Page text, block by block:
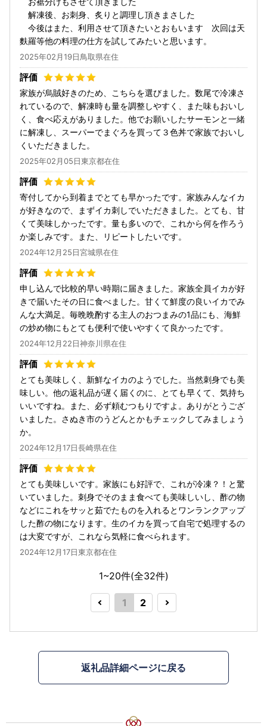
解凍後、お刺身、炙りと調理し頂きまさした
今後はまた、利用させて頂きたいとおもいます 次回は天
麩羅等他の料理の仕方を試してみたいと思います。
2025年02月19日鳥取県在住
家族が烏賊好きのため、こちらを選びました。数尾で冷凍さ
れているので、解凍時も量を調整しやすく、また味もおいし
く、食べ応えがありました。他でお願いしたサーモンと一緒
に解凍し、スーパーでまぐろを買って３色丼で家族でおいし
くいただきました。
2025年02月05日東京都在住
寄付してから到着までとても早かったです。家族みんなイカ
が好きなので、まずイカ刺しでいただきました。とても、甘
くて美味しかったです。量も多いので、これから何を作ろう
か楽しみです。また、リピートしたいです。
2024年12月25日宮城県在住
申し込んで比較的早い時期に届きました。家族全員イカが好
きで届いたその日に食べました。甘くて鮮度の良いイカでみ
んな大満足。毎晩晩酌する主人のおつまみの1品にも、海鮮
の炒め物にもとても便利で使いやすくて良かったです。
2024年12月22日神奈川県在住
とても美味しく、新鮮なイカのようでした。当然刺身でも美
味しい。他の返礼品が遅く届くのに、とても早くて、気持ち
いいですね。また、必ず頼むつもりですよ。ありがとうござ
いました。さぬき市のうどんとかもチェックしてみましょう
か。
2024年12月17日長崎県在住
とても美味しいです。家族にも好評で、これが冷凍？！と驚
いていました。刺身でそのまま食べても美味しいし、酢の物
などにこれをサッと茹でたものを入れるとワンランクアップ
した酢の物になります。生のイカを買って自宅で処理するの
は大変ですが、これなら気軽に食べられます。
2024年12月17日東京都在住
1~20件(全32件)
1 2
返礼品詳細ページに戻る